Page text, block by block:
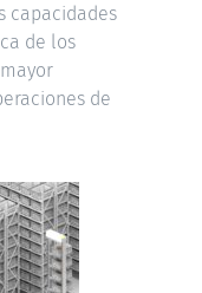
capacidades
de los
de